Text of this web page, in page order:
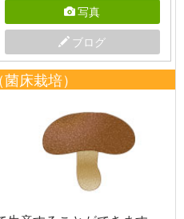
写真
ブログ
床栽培）